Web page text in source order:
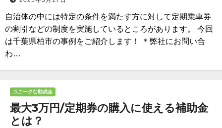
自治体の中には特定の条件を満たす方に対して定期乗車券
の割引などの制度を実施しているところがあります。 今回
は千葉県柏市の事例をご紹介します！ ＊弊社にお問い合
わ…
ユニークな助成金
最大3万円/定期券の購入に使える補助金
とは？